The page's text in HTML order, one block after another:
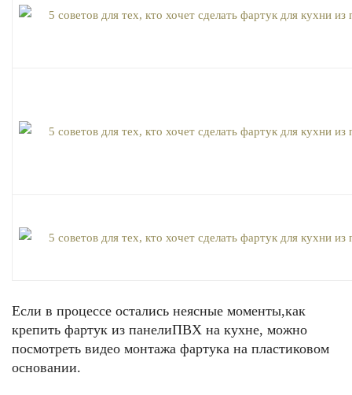
Если в процессе остались неясные моменты,как
крепить фартук из панелиПВХ на кухне, можно
посмотреть видео монтажа фартука на пластиковом
основании.